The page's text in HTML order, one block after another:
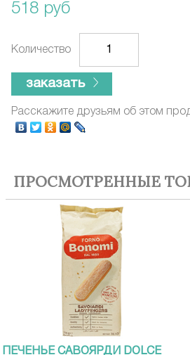
518 руб
Количество
заказать
Расскажите друзьям об этом
ПРОСМОТРЕННЫЕ
ПЕЧЕНЬЕ САВОЯРДИ DOLCE